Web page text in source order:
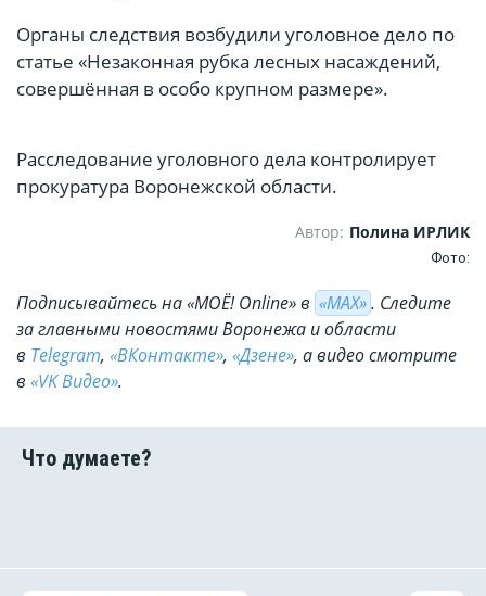
Органы следствия возбудили уголовное дело по
статье «Незаконная рубка лесных насаждений,
совершённая в особо крупном размере».
Расследование уголовного дела контролирует
прокуратура Воронежской области.
Автор: Полина ИРЛИК
Фото:
Подписывайтесь на «МОЁ! Online» в «МАХ». Cледите
за главными новостями Воронежа и области
в Telegram, «ВКонтакте», «Дзене», а видео смотрите
в «VK Видео».